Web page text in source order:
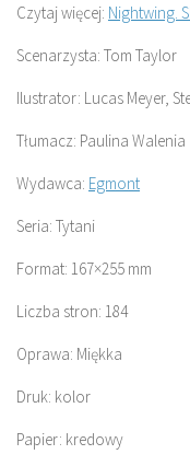
Czytaj więcej: Nightwing.
Scenarzysta: Tom Taylor
Ilustrator: Lucas Meyer,
Tłumacz: Paulina Walenia
Wydawca: Egmont
Seria: Tytani
Format: 167×255 mm
Liczba stron: 184
Oprawa: Miękka
Druk: kolor
Papier: kredowy